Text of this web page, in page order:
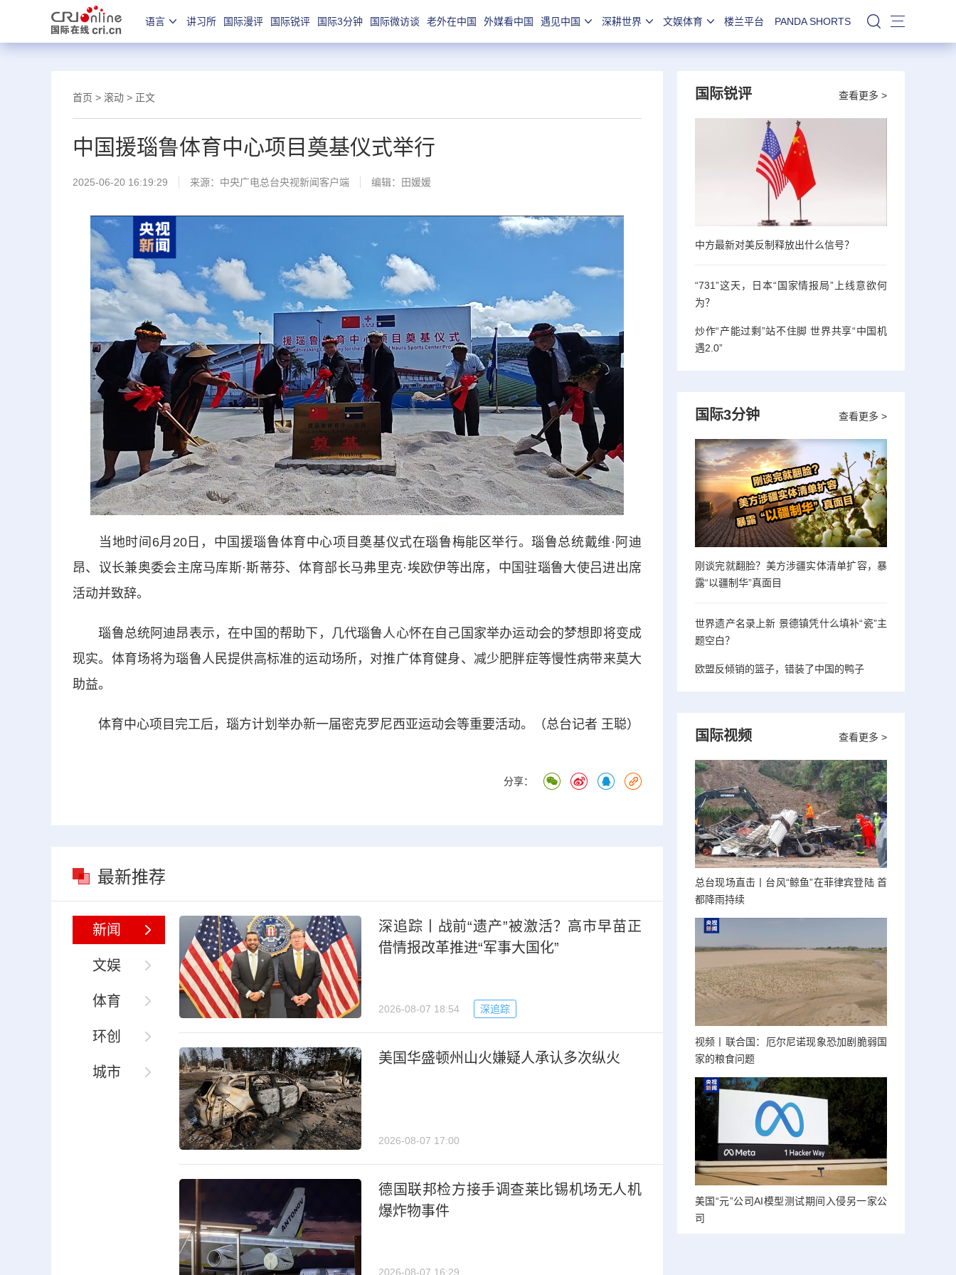
语言 讲习所 国际漫评 国际锐评 国际3分钟 国际微访谈 老外在中国 外媒看中国 遇见中国 深耕世界 文娱体育 楼兰平台 PANDA SHORTS 站内搜索
首页 > 滚动 > 正文
中国援瑙鲁体育中心项目奠基仪式举行
2025-06-20 16:19:29 来源： 中央广电总台央视新闻客户端 编辑：田媛媛
当地时间6月20日，中国援瑙鲁体育中心项目奠基仪式在瑙鲁梅能区举行。瑙鲁总统戴维·阿迪
昂、议长兼奥委会主席马库斯·斯蒂芬、体育部长马弗里克·埃欧伊等出席，中国驻瑙鲁大使吕进出席
活动并致辞。
瑙鲁总统阿迪昂表示，在中国的帮助下，几代瑙鲁人心怀在自己国家举办运动会的梦想即将变成
现实。体育场将为瑙鲁人民提供高标准的运动场所，对推广体育健身、减少肥胖症等慢性病带来莫大
助益。
体育中心项目完工后，瑙方计划举办新一届密克罗尼西亚运动会等重要活动。（总台记者 王聪）
分享：
最新推荐
新闻
文娱
体育
环创
城市
深追踪丨战前“遗产”被激活？高市早苗正
借情报改革推进“军事大国化”
2026-08-07 18:54 深追踪
美国华盛顿州山火嫌疑人承认多次纵火
2026-08-07 17:00
德国联邦检方接手调查莱比锡机场无人机
爆炸物事件
2026-08-07 16:29
查看更多 >
国际锐评
中方最新对美反制释放出什么信号？
“731”这天，日本“国家情报局”上线意欲何
为？
炒作“产能过剩”站不住脚 世界共享“中国机
遇2.0”
查看更多 >
国际3分钟
刚谈完就翻脸？美方涉疆实体清单扩容，暴
露“以疆制华”真面目
世界遗产名录上新 景德镇凭什么填补“瓷”主
题空白？
欧盟反倾销的篮子，错装了中国的鸭子
查看更多 >
国际视频
总台现场直击丨台风“鲸鱼”在菲律宾登陆 首
都降雨持续
视频丨联合国：厄尔尼诺现象恐加剧脆弱国
家的粮食问题
美国“元”公司AI模型测试期间入侵另一家公
司